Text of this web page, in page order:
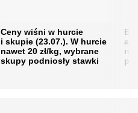
Ceny wiśni w hurcie
i skupie (23.07.). W hurcie
nawet 20 zł/kg, wybrane
skupy podniosły stawki